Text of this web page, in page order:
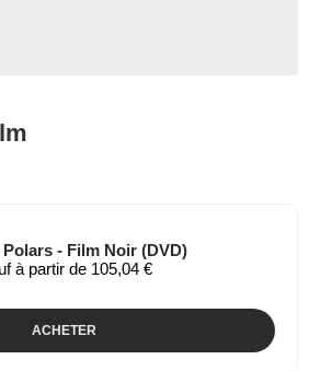
- Film Noir (DVD)
à partir de 105,04 €
ACHETER